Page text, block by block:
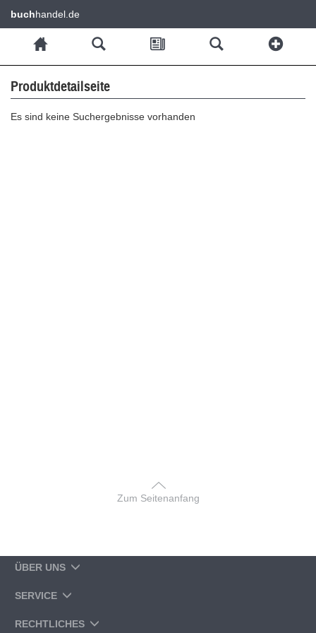
buchhandel.de
Produktdetailseite
Es sind keine Suchergebnisse vorhanden
Zum Seitenanfang
ÜBER UNS
SERVICE
RECHTLICHES